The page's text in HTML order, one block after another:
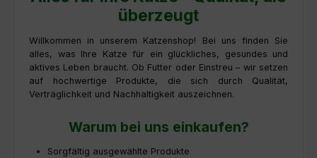
überzeugt
Willkommen in unserem Katzenshop! Bei uns finden Sie
alles, was Ihre Katze für ein glückliches, gesundes und
aktives Leben braucht. Ob Futter oder Einstreu – wir setzen
auf hochwertige Produkte, die sich durch Qualität,
Verträglichkeit und Nachhaltigkeit auszeichnen.
Warum bei uns einkaufen?
Sorgfältig ausgewählte Produkte